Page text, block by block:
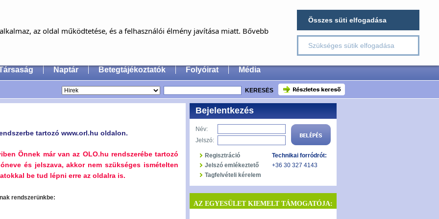
ORVOSOK EGYESÜLETE
Naptár Betegtájékoztatók Folyóirat Média
×
tartozó www.orl.hu oldalon.
Önnek már van az OLO.hu rendszerébe tartozó
és jelszava, akkor nem szükséges ismételten
be tud lépni erre az oldalra is.
rendszerünkbe:
Bejelentkezés
Név:
Jelszó:
Regisztráció
Jelszó emlékeztető
Tagfelvételi kérelem
Technikai forródrót:
+36 30 327 4143
AZ EGYESÜLET KIEMELT TÁMOGATÓJA:
az oldal működtetése, és a felhasználói élmény javítása miatt. Bővebb
Összes süti elfogadása
Szükséges sütik elfogadása